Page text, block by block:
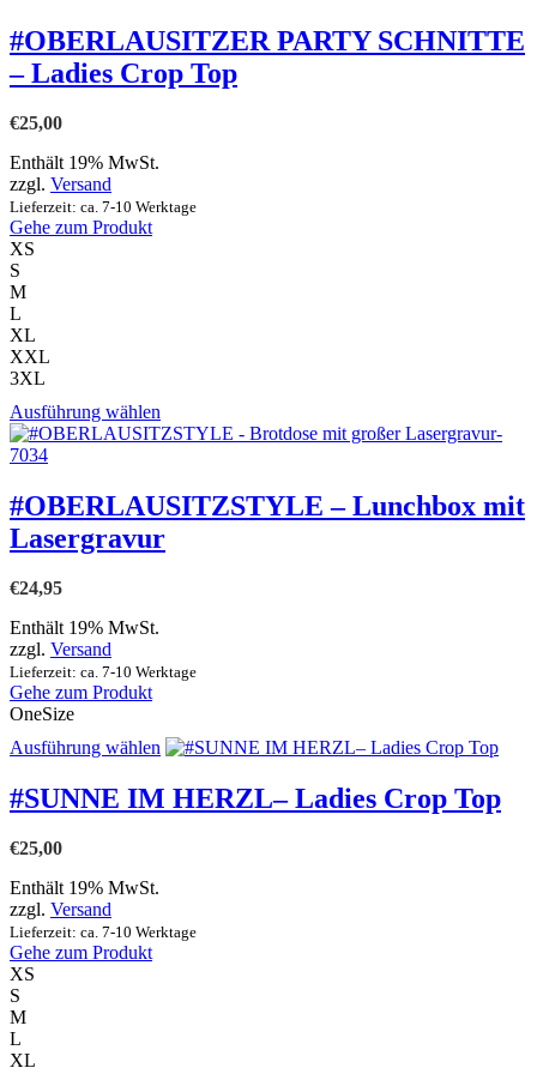
#OBERLAUSITZER PARTY SCHNITTE
– Ladies Crop Top
€25,00
Enthält 19% MwSt.
zzgl. Versand
Lieferzeit: ca. 7-10 Werktage
Gehe zum Produkt
XS
S
M
L
XL
XXL
3XL
Ausführung wählen
Produkt
Varianten
auf.
Die
gewählt
#OBERLAUSITZSTYLE – Lunchbox mit
Lasergravur
€24,95
Enthält 19% MwSt.
zzgl. Versand
Lieferzeit: ca. 7-10 Werktage
Gehe zum Produkt
OneSize
Ausführung wählen Dieses
weist
mehrere
auf
#SUNNE IM HERZL– Ladies Crop Top
€25,00
Enthält 19% MwSt.
zzgl. Versand
Lieferzeit: ca. 7-10 Werktage
Gehe zum Produkt
XS
S
M
L
XL